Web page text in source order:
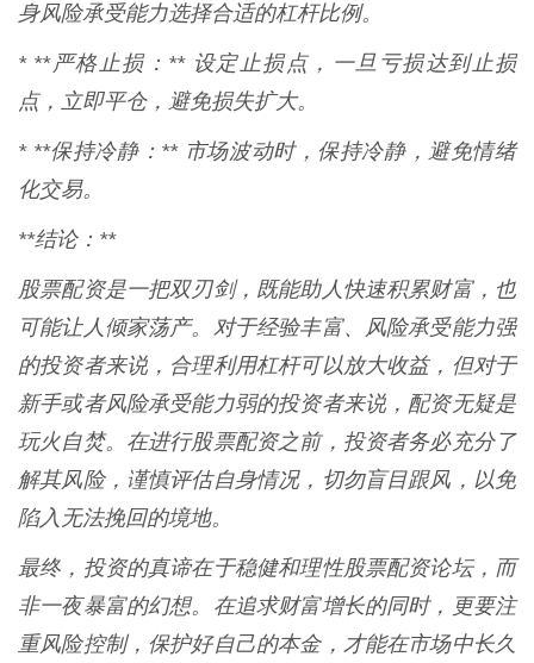
身风险承受能力选择合适的杠杆比例。
* **严格止损：** 设定止损点，一旦亏损达到止损
点，立即平仓，避免损失扩大。
* **保持冷静：** 市场波动时，保持冷静，避免情绪
化交易。
**结论：**
股票配资是一把双刃剑，既能助人快速积累财富，也
可能让人倾家荡产。对于经验丰富、风险承受能力强
的投资者来说，合理利用杠杆可以放大收益，但对于
新手或者风险承受能力弱的投资者来说，配资无疑是
玩火自焚。在进行股票配资之前，投资者务必充分了
解其风险，谨慎评估自身情况，切勿盲目跟风，以免
陷入无法挽回的境地。
最终，投资的真谛在于稳健和理性股票配资论坛，而
非一夜暴富的幻想。在追求财富增长的同时，更要注
重风险控制，保护好自己的本金，才能在市场中长久